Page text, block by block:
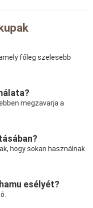
főleg szelesebb
megzavarja a
hogy sokan használnak
esélyét?